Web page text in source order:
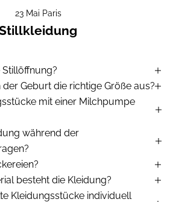
23 Mai Paris
Geburt die richtige Größe aus?
mit einer Milchpumpe
während der
besteht die Kleidung?
Kleidungsstücke individuell